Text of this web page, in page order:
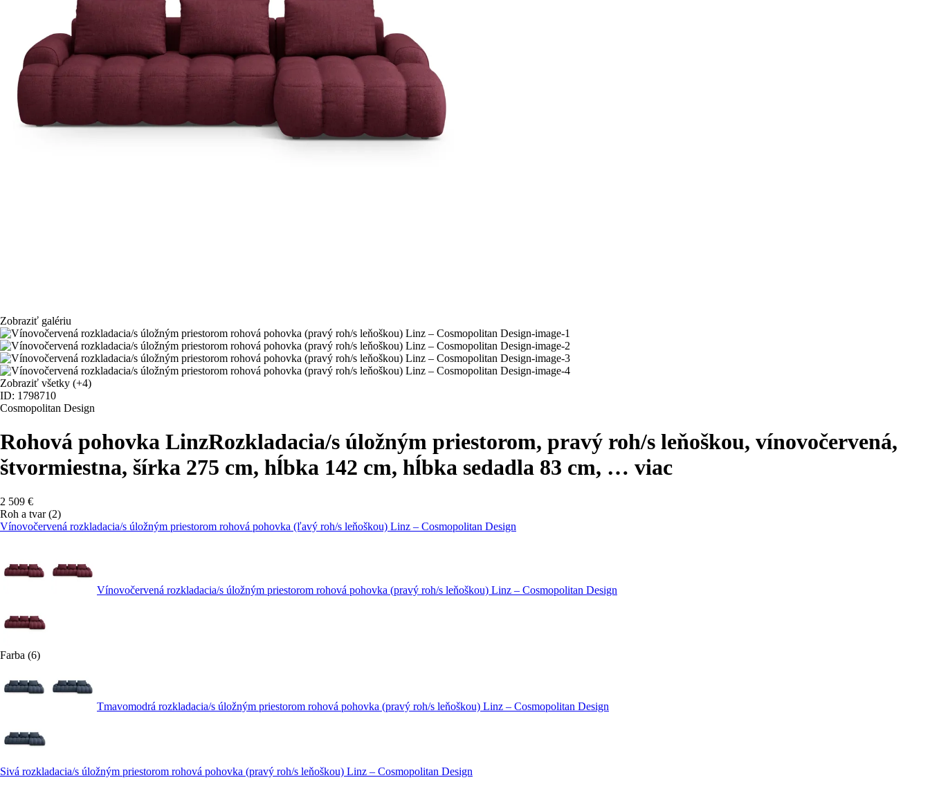
Zobraziť galériu
Zobraziť všetky (+4)
ID: 1798710
Cosmopolitan Design
Rohová pohovka LinzRozkladacia/s úložným priestorom, pravý roh/s leňoškou, vínovočervená,
štvormiestna, šírka 275 cm, hĺbka 142 cm, hĺbka sedadla 83 cm, … viac
2 509 €
Roh a tvar (2)
Vínovočervená rozkladacia/s úložným priestorom rohová pohovka (ľavý roh/s leňoškou) Linz – Cosmopolitan Design
Vínovočervená rozkladacia/s úložným priestorom rohová pohovka (pravý roh/s leňoškou) Linz – Cosmopolitan Design
Farba (6)
Tmavomodrá rozkladacia/s úložným priestorom rohová pohovka (pravý roh/s leňoškou) Linz – Cosmopolitan Design
Sivá rozkladacia/s úložným priestorom rohová pohovka (pravý roh/s leňoškou) Linz – Cosmopolitan Design